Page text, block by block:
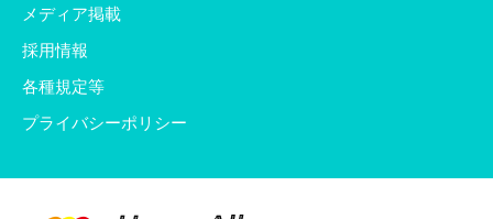
メディア掲載
採用情報
各種規定等
プライバシーポリシー